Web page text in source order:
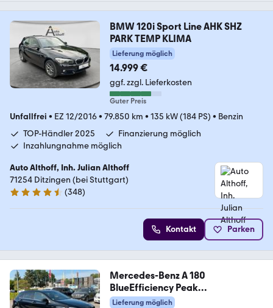
BMW 120i Sport Line AHK SHZ
PARK TEMP KLIMA
Lieferung möglich
14.999 €
ggf. zzgl. Lieferkosten
Guter Preis
Unfallfrei • EZ 12/2016• 79.850 km • 135 kW (184 PS) • Benzin
TOP-Händler 2025
Finanzierung möglich
Inzahlungnahme möglich
Auto Althoff, Inh. Julian Althoff
71254 Ditzingen (bei Stuttgart)
4.7 Sterne
(348)
Kontakt Parken
Mercedes-Benz A 180
BlueEfficiency Peak
Garantie*Amg Line*KeyL
Lieferung möglich